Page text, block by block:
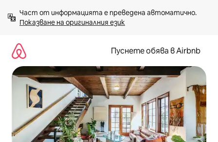
към
съдържанието
Показване на оригиналния език
Пуснете обява в Airbnb